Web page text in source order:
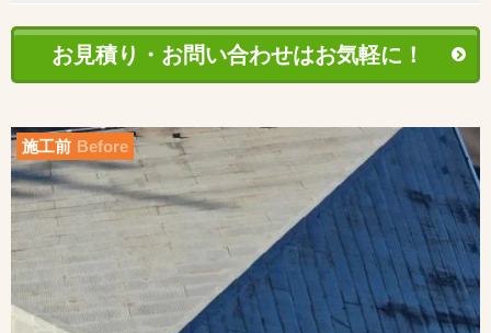
お見積り・お問い合わせはお気軽に！
施工前 Before